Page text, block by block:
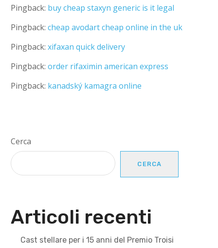
Pingback: buy cheap staxyn generic is it legal
Pingback:cheap avodart cheap online in the uk
Pingback:xifaxan quick delivery
Pingback:order rifaximin american express
Pingback: kanadský kamagra online
Cerca
CERCA
Articoli recenti
Cast stellare per i 15 anni del Premio Troisi